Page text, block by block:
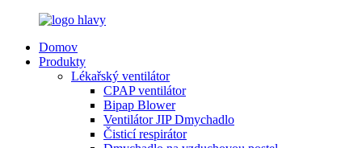
Domov
Produkty
Lékařský ventilátor
CPAP ventilátor
Bipap Blower
Ventilátor JIP Dmychadlo
Čisticí respirátor